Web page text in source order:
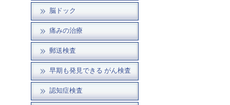
脳ドック
痛みの治療
郵送検査
早期も発見できる がん検査
認知症検査